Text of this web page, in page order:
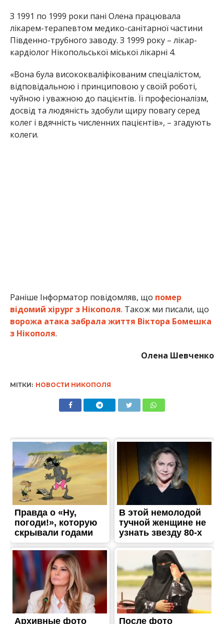
З 1991 по 1999 роки пані Олена працювала
лікарем-терапевтом медико-санітарної частини
Південно-трубного заводу. З 1999 року – лікар-
кардіолог Нікопольської міської лікарні 4.
«Вона була висококваліфікованим спеціалістом,
відповідальною і принциповою у своїй роботі,
чуйною і уважною до пацієнтів. Її професіоналізм,
досвід та людяність здобули щиру повагу серед
колег і вдячність численних пацієнтів», – згадують
колеги.
Раніше Інформатор повідомляв, що помер
відомий хірург з Нікополя. Також ми писали, що
ворожа атака забрала життя Віктора Бомешка
з Нікополя.
Олена Шевченко
МІТКИ: НОВОСТИ НИКОПОЛЯ